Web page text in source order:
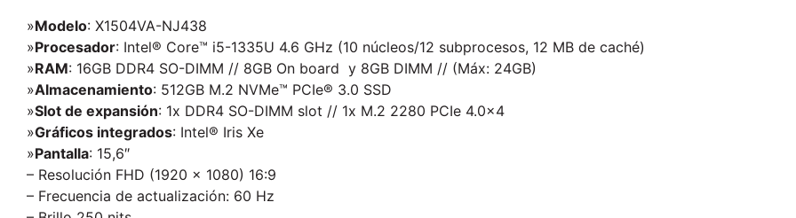
»Modelo: X1504VA-NJ438
»Procesador: Intel® Core™ i5-1335U 4.6 GHz (10 núcleos/12 subprocesos, 12 MB de caché)
»RAM: 16GB DDR4 SO-DIMM // 8GB On board y 8GB DIMM // (Máx: 24GB)
»Almacenamiento: 512GB M.2 NVMe™ PCIe® 3.0 SSD
»Slot de expansión: 1x DDR4 SO-DIMM slot // 1x M.2 2280 PCIe 4.0×4
»Gráficos integrados: Intel® Iris Xe
»Pantalla: 15,6″
– Resolución FHD (1920 x 1080) 16:9
– Frecuencia de actualización: 60 Hz